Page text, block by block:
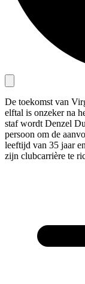
De toekomst van
elftal is onzeker na
staf wordt Denzel
persoon om de
leeftijd van 35 jaar
zijn clubcarrière te